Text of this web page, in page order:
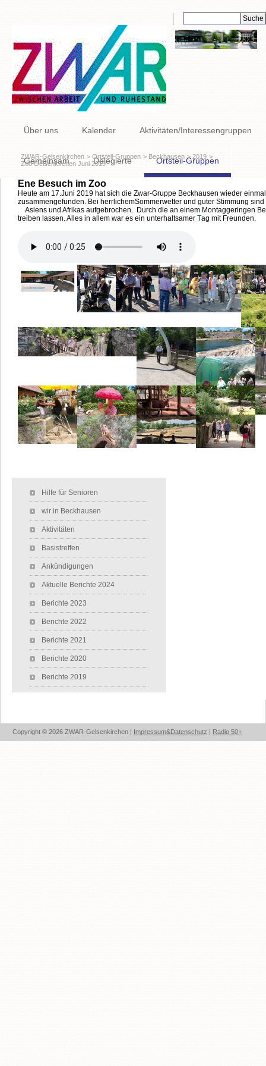
Suchbegriffe
Navigation
Über uns Kalender Aktivitäten/Interessengruppen
Gemeinsam Delegierte Ortsteil-Gruppen
Links
ZWAR-Gelsenkirchen Ortsteil-Gruppen Beckhausen
2019
Zoo Gelsenkirchen Juni 2019
Ene Besuch im Zoo
Heute am 17.Juni 2019 hat sich die Zwar-Gruppe Beckhausen wieder
zusammengefunden. Bei herrlichemSommerwetter und guter Stimmung
Asiens und Afrikas aufgebrochen. Durch die an einem Montaggeringen
treiben lassen.Alles in allem war es ein unterhaltsamer Tag mit Freunden.
Hilfe für Senioren
wir in Beckhausen
Aktivitäten
Basistreffen
Ankündigungen
Aktuelle Berichte 2024
Berichte 2023
Berichte 2022
Berichte 2021
Berichte 2020
Berichte 2019
Copyright © 2026 ZWAR-Gelsenkirchen | Impressum&Datenschutz | Radio 50+